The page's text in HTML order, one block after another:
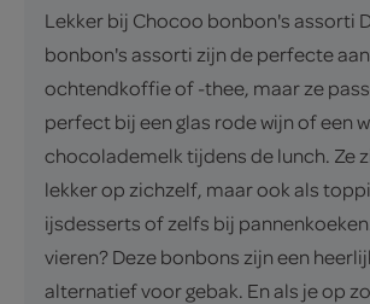
Lekker bij Chocoo bonbon's assorti
bonbon's assorti zijn de perfecte
ochtendkoffie of -thee, maar ze
perfect bij een glas rode wijn of een
chocolademelk tijdens de lunch. Ze
lekker op zichzelf, maar ook als
ijsdesserts of zelfs bij
vieren? Deze bonbons zijn een
alternatief voor gebak. En als je op